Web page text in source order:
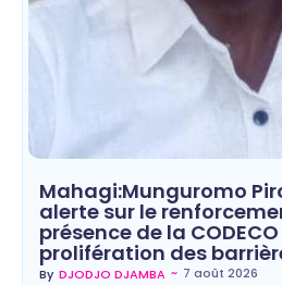
Mahagi:Munguromo
alerte sur le
présence de la
prolifération des
By DJODJO DJAMBA ~ 7 août 2026